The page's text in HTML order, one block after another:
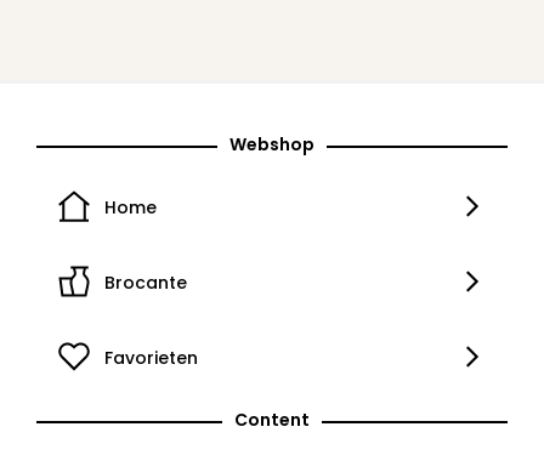
Webshop
Home
Brocante
Favorieten
Content